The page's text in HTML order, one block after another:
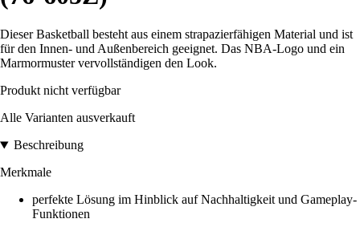
Dieser Basketball besteht aus einem strapazierfähigen Material und ist
für den Innen- und Außenbereich geeignet. Das NBA-Logo und ein
Marmormuster vervollständigen den Look.
Produkt nicht verfügbar
Alle Varianten ausverkauft
Beschreibung
Merkmale
perfekte Lösung im Hinblick auf Nachhaltigkeit und Gameplay-
Funktionen